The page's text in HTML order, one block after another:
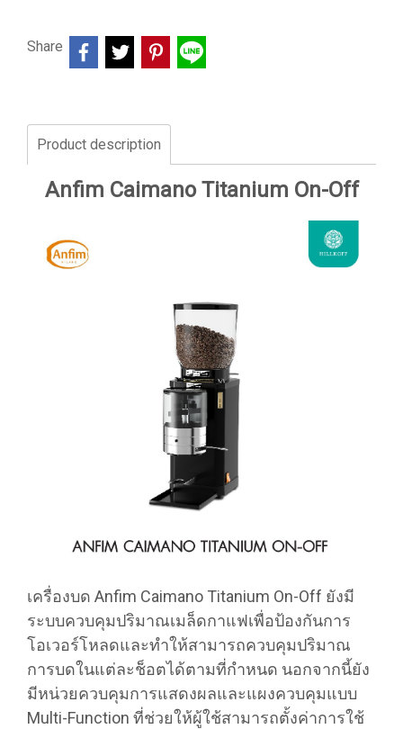
Share
Product description
Anfim Caimano Titanium On-Off
เครื่องบด Anfim Caimano Titanium On-Off ยังมี
ระบบควบคุมปริมาณเมล็ดกาแฟเพื่อป้องกันการ
โอเวอร์โหลดและทำให้สามารถควบคุมปริมาณ
การบดในแต่ละช็อตได้ตามที่กำหนด นอกจากนี้ยัง
มีหน่วยควบคุมการแสดงผลและแผงควบคุมแบบ
Multi-Function ที่ช่วยให้ผู้ใช้สามารถตั้งค่าการใช้